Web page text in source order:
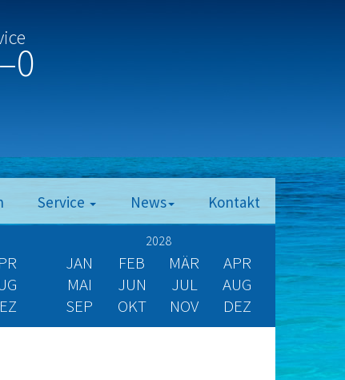
Service News Kontakt
2028
JAN FEB MÄR
APR
MAI
JUN JUL
AUG
SEP
OKT NOV DEZ